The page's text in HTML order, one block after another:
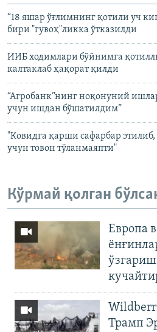
“18 яшар ўғлимнинг қотили уч
бири "гувоҳ"ликка ўтказилди
ИИБ ходимлари бўйнимга
калтаклаб ҳақорат қилди
“Агробанк”нинг ноқонуний
учун ишдан бўшатилдим”
"Ковидга қарши сафарбар
учун товон тўланмаяпти"
Кўрмай қолган
Европа
Трамп